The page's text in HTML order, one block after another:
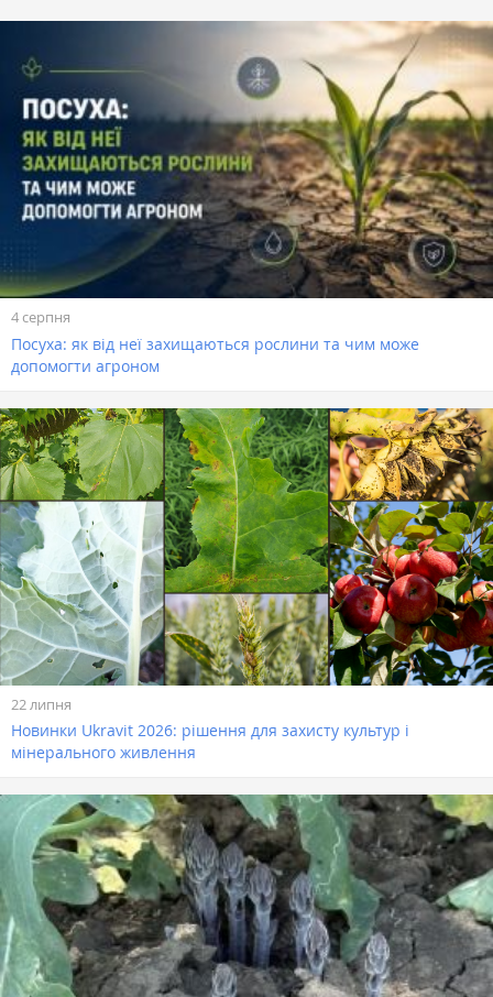
4 серпня
Посуха: як від неї захищаються рослини та чим може
допомогти агроном
22 липня
Новинки Ukravit 2026: рішення для захисту культур і
мінерального живлення